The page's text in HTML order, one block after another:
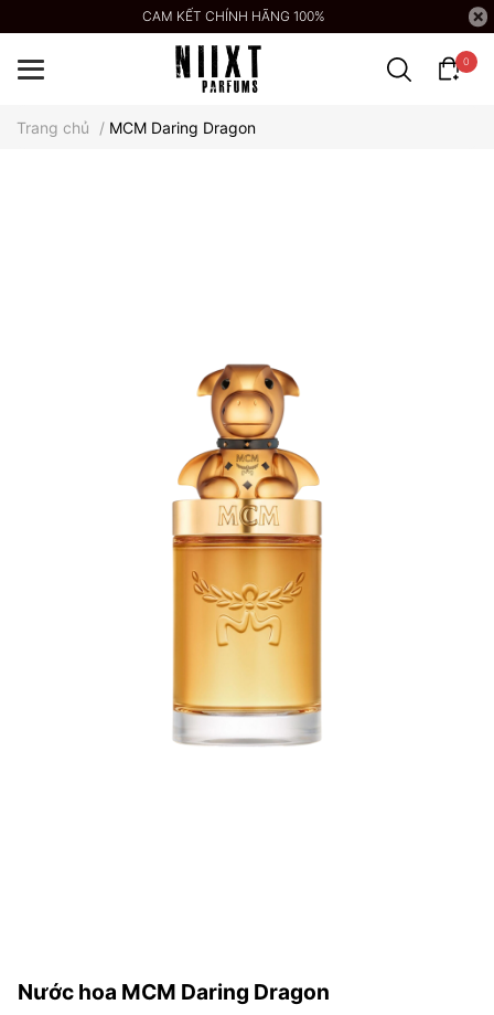
CAM KẾT CHÍNH HÃNG 100%
0
Trang chủ / MCM Daring Dragon
Nước hoa MCM Daring Dragon